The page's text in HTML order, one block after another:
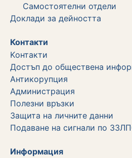
Самостоятелни отдели
Дoклади за дейността
Контакти
Kонтакти
Достъп до обществена
Aнтикорупция
Администрация
Полезни връзки
Защита на личните данни
Подаване на сигнали по
Информация